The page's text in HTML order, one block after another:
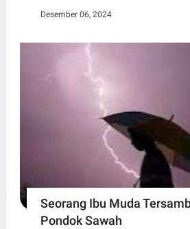
Desember 06, 2024
Seorang Ibu Muda
Pondok Sawah